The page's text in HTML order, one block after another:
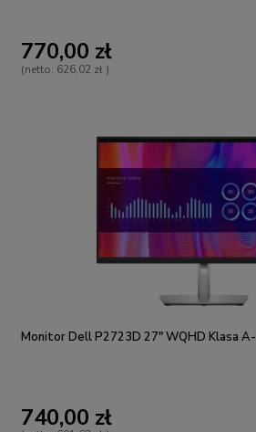
770,00 zł
(netto: 626,02 zł )
Monitor Dell P2723D 27" WQHD Klasa A-
740,00 zł